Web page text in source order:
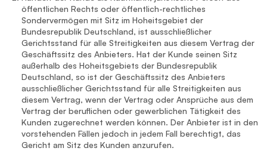
öffentlichen Rechts oder öffentlich-rechtliches
Sondervermögen mit Sitz im Hoheitsgebiet der
Bundesrepublik Deutschland, ist ausschließlicher
Gerichtsstand für alle Streitigkeiten aus diesem Vertrag der
Geschäftssitz des Anbieters. Hat der Kunde seinen Sitz
außerhalb des Hoheitsgebiets der Bundesrepublik
Deutschland, so ist der Geschäftssitz des Anbieters
ausschließlicher Gerichtsstand für alle Streitigkeiten aus
diesem Vertrag, wenn der Vertrag oder Ansprüche aus dem
Vertrag der beruflichen oder gewerblichen Tätigkeit des
Kunden zugerechnet werden können. Der Anbieter ist in den
vorstehenden Fällen jedoch in jedem Fall berechtigt, das
Gericht am Sitz des Kunden anzurufen.